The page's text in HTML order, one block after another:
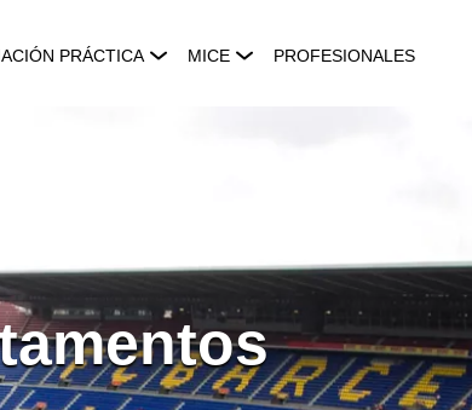
PRÁCTICA MICE PROFESIONALES